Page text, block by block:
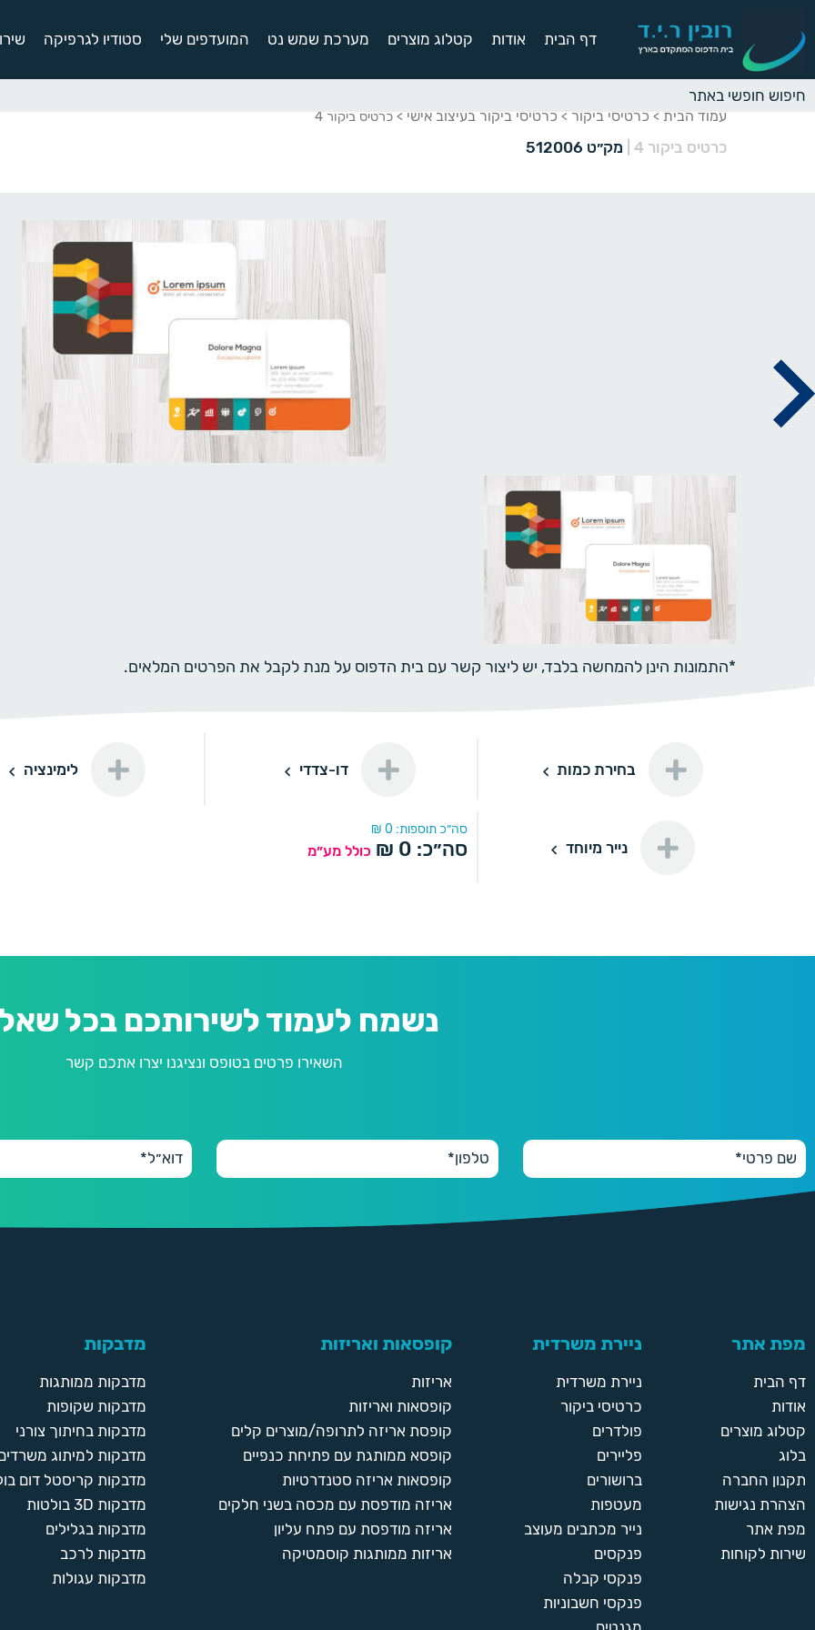
דף הבית אודות קטלוג מוצרים מערכת שמש נט המועדפים שלי סטודיו לגרפיקה
עמוד הבית > כרטיסי ביקור > כרטיסי ביקור בעיצוב אישי > כרטיס ביקור 4
כרטיס ביקור 4 מק״ט 512006
*התמונות הינן להמחשה בלבד, יש ליצור קשר עם בית הדפוס על מנת לקבל את הפרטים המלאים.
100 יחידות
200 יחידות
290 ₪
בחירת כמות דו-צדדי לימינציה
נייר מיוחד נייר מיוחד
סה״כ תוספות: 0
₪
סה״כ: 0
₪ כולל מע״מ
נשמח לעמוד לשירותכם בכל
השאירו פרטים בטופס ונציגנו יצרו אתכם קשר
מפת אתר
דף הבית
אודות
קטלוג מוצרים
בלוג
תקנון החברה
הצהרת נגישות
מפת אתר
שירות לקוחות
ניירת משרדית
ניירת משרדית
כרטיסי ביקור
פולדרים
פליירים
ברושורים
מעטפות
נייר מכתבים מעוצב
פנקסים
פנקסי קבלה
פנקסי חשבוניות
קופסאות ואריזות
אריזות
קופסאות ואריזות
קופסת אריזה לתרופה/מוצרים קלים
קופסא ממותגת עם פתיחת כנפיים
קופסאות אריזה סטנדרטיות
אריזה מודפסת עם מכסה בשני חלקים
אריזה מודפסת עם פתח עליון
אריזות ממותגות קוסמטיקה
מדבקות
מדבקות ממותגות
מדבקות שקופות
מדבקות בחיתוך צורני
מדבקות למיתוג
מדבקות קריסטל דום
מדבקות 3D בולטות
מדבקות בגלילים
מדבקות לרכב
מדבקות עגולות